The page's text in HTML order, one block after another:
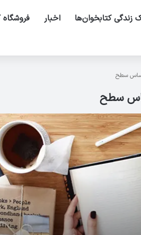
زندگی کتابخوان‌ها اخبار
سطح
سطح